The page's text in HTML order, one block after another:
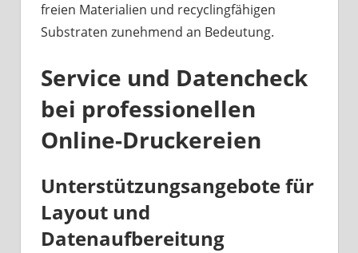
freien Materialien und recyclingfähigen
Substraten zunehmend an Bedeutung.
Service und Datencheck
bei professionellen
Online-Druckereien
Unterstützungsangebote für
Layout und
Datenaufbereitung